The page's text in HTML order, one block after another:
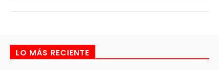
LO MÁS RECIENTE